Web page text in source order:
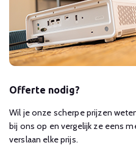
Offerte nodig?
Wil je onze scherpe prijzen
bij ons op en vergelijk ze eens
verslaan elke prijs.